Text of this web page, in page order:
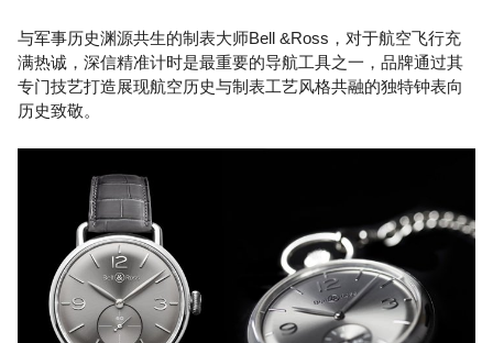
与军事历史渊源共生的制表大师Bell &Ross，对于航空飞行充
满热诚，深信精准计时是最重要的导航工具之一，品牌通过其
专门技艺打造展现航空历史与制表工艺风格共融的独特钟表向
历史致敬。